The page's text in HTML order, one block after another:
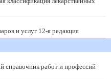
и услуг 12-я редакция
справочник работ и профессий